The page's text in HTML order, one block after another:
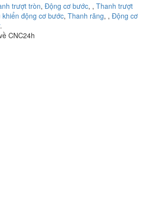
trượt tròn, Động cơ bước, , Thanh trượt
động cơ bước, Thanh răng, , Động cơ
.
CNC24h